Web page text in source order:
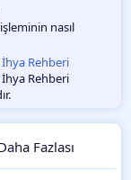
nasıl
Rehberi
Rehberi
Fazlası